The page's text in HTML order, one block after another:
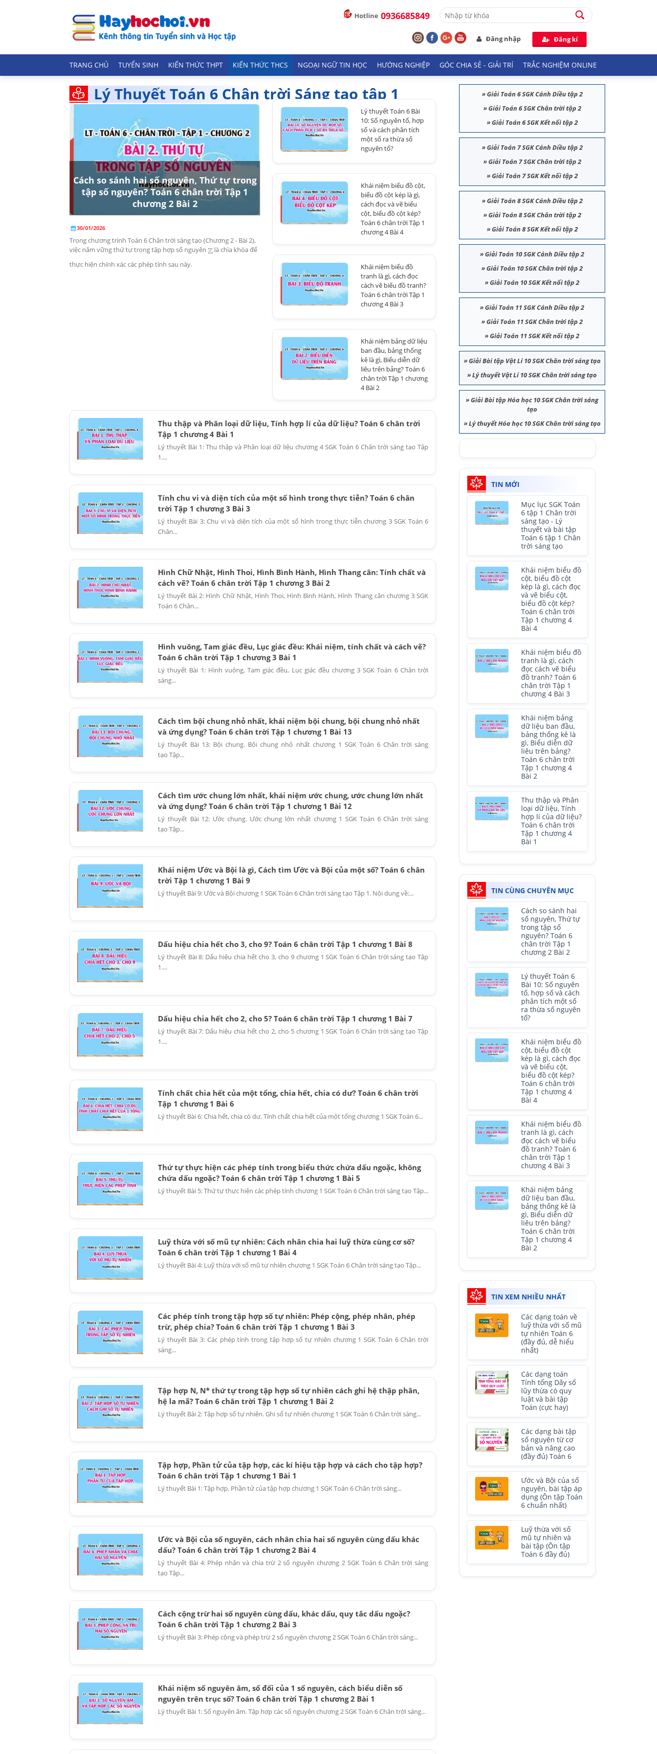
Hotline 0936685849
Đăng nhập Đăng kí
TRANG CHỦ TUYỂN SINH KIẾN THỨC THPT KIẾN THỨC THCS NGOẠI NGỮ TIN HỌC HƯỚNG NGHIỆP GÓC CHIA SẺ - GIẢI TRÍ TRẮC NGHIỆM ONLINE
Lý Thuyết Toán 6 Chân trời Sáng tạo tập 1
Cách so sánh hai số nguyên, Thứ tự trong
tập số nguyên? Toán 6 chân trời Tập 1
chương 2 Bài 2
30/01/2026
Trong chương trình Toán 6 Chân trời sáng tạo (Chương 2 - Bài 2),
việc nắm vững thứ tự trong tập hợp số nguyên Z là chìa khóa để
thực hiện chính xác các phép tính sau này.
Lý thuyết Toán 6 Bài
10: Số nguyên tố, hợp
số và cách phân tích
một số ra thừa số
nguyên tố?
Khái niệm biểu đồ cột,
biểu đồ cột kép là gì,
cách đọc và vẽ biểu
cột, biểu đồ cột kép?
Toán 6 chân trời Tập 1
chương 4 Bài 4
Khái niệm biểu đồ
tranh là gì, cách đọc
cách vẽ biểu đồ tranh?
Toán 6 chân trời Tập 1
chương 4 Bài 3
Khái niệm bảng dữ liệu
ban đầu, bảng thống
kê là gì, Biểu diễn dữ
liêu trên bảng? Toán 6
chân trời Tập 1 chương
4 Bài 2
Thu thập và Phân loại dữ liệu, Tính hợp lí của dữ liệu? Toán 6 chân trời
Tập 1 chương 4 Bài 1
Lý thuyết Bài 1: Thu thập và Phân loại dữ liệu chương 4 SGK Toán 6 Chân trời sáng tạo Tập
1....
Tính chu vi và diện tích của một số hình trong thực tiễn? Toán 6 chân
trời Tập 1 chương 3 Bài 3
Lý thuyết Bài 3: Chu vi và diện tích của một số hình trong thực tiễn chương 3 SGK Toán 6
Chân...
Hình Chữ Nhật, Hình Thoi, Hình Bình Hành, Hình Thang cân: Tính chất và
cách vẽ? Toán 6 chân trời Tập 1 chương 3 Bài 2
Lý thuyết Bài 2: Hình Chữ Nhật, Hình Thoi, Hình Bình Hành, Hình Thang cân chương 3 SGK
Toán 6 Chân...
Hình vuông, Tam giác đều, Lục giác đều: Khái niệm, tính chất và cách vẽ?
Toán 6 chân trời Tập 1 chương 3 Bài 1
Lý thuyết Bài 1: Hình vuông, Tam giác đều, Lục giác đều chương 3 SGK Toán 6 Chân trời
sáng...
Cách tìm bội chung nhỏ nhất, khái niệm bội chung, bội chung nhỏ nhất
và ứng dụng? Toán 6 chân trời Tập 1 chương 1 Bài 13
Lý thuyết Bài 13: Bội chung. Bội chung nhỏ nhất chương 1 SGK Toán 6 Chân trời sáng
tạo Tập...
Cách tìm ước chung lớn nhất, khái niệm ước chung, ước chung lớn nhất
và ứng dụng? Toán 6 chân trời Tập 1 chương 1 Bài 12
Lý thuyết Bài 12: Ước chung. Ước chung lớn nhất chương 1 SGK Toán 6 Chân trời sáng
tạo Tập...
Khái niệm Ước và Bội là gì, Cách tìm Ước và Bội của một số? Toán 6 chân
trời Tập 1 chương 1 Bài 9
Lý thuyết Bài 9: Ước và Bội chương 1 SGK Toán 6 Chân trời sáng tạo Tập 1. Nội dung về:...
Dấu hiệu chia hết cho 3, cho 9? Toán 6 chân trời Tập 1 chương 1 Bài 8
Lý thuyết Bài 8: Dấu hiệu chia hết cho 3, cho 9 chương 1 SGK Toán 6 Chân trời sáng tạo Tập
1....
Dấu hiệu chia hết cho 2, cho 5? Toán 6 chân trời Tập 1 chương 1 Bài 7
Lý thuyết Bài 7: Dấu hiệu chia hết cho 2, cho 5 chương 1 SGK Toán 6 Chân trời sáng tạo Tập
1....
Tính chất chia hết của một tổng, chia hết, chia có dư? Toán 6 chân trời
Tập 1 chương 1 Bài 6
Lý thuyết Bài 6: Chia hết, chia có dư. Tính chất chia hết của một tổng chương 1 SGK Toán 6...
Thứ tự thực hiện các phép tính trong biểu thức chứa dấu ngoặc, không
chứa dấu ngoặc? Toán 6 chân trời Tập 1 chương 1 Bài 5
Lý thuyết Bài 5: Thứ tự thực hiện các phép tính chương 1 SGK Toán 6 Chân trời sáng tạo Tập...
Luỹ thừa với số mũ tự nhiên: Cách nhân chia hai luỹ thừa cùng cơ số?
Toán 6 chân trời Tập 1 chương 1 Bài 4
Lý thuyết Bài 4: Luỹ thừa với số mũ tự nhiên chương 1 SGK Toán 6 Chân trời sáng tạo Tập...
Các phép tính trong tập hợp số tự nhiên: Phép cộng, phép nhân, phép
trừ, phép chia? Toán 6 chân trời Tập 1 chương 1 Bài 3
Lý thuyết Bài 3: Các phép tính trong tập hợp số tự nhiên chương 1 SGK Toán 6 Chân trời
sáng...
Tập hợp N, N* thứ tự trong tập hợp số tự nhiên cách ghi hệ thập phân,
hệ la mã? Toán 6 chân trời Tập 1 chương 1 Bài 2
Lý thuyết Bài 2: Tập hợp số tự nhiên. Ghi số tự nhiên chương 1 SGK Toán 6 Chân trời sáng...
Tập hợp, Phần tử của tập hợp, các kí hiệu tập hợp và cách cho tập hợp?
Toán 6 chân trời Tập 1 chương 1 Bài 1
Lý thuyết Bài 1: Tập hợp. Phần tử của tập hợp chương 1 SGK Toán 6 Chân trời sáng...
Ước và Bội của số nguyên, cách nhân chia hai số nguyên cùng dấu khác
dấu? Toán 6 chân trời Tập 1 chương 2 Bài 4
Lý thuyết Bài 4: Phép nhân và chia trừ 2 số nguyên chương 2 SGK Toán 6 Chân trời sáng
tạo Tập...
Cách cộng trừ hai số nguyên cùng dấu, khác dấu, quy tắc dấu ngoặc?
Toán 6 chân trời Tập 1 chương 2 Bài 3
Lý thuyết Bài 3: Phép cộng và phép trừ 2 số nguyên chương 2 SGK Toán 6 Chân trời sáng...
Khái niệm số nguyên âm, số đối của 1 số nguyên, cách biểu diễn số
nguyên trên trục số? Toán 6 chân trời Tập 1 chương 2 Bài 1
Lý thuyết Bài 1: Số nguyên âm. Tập hợp các số nguyên chương 2 SGK Toán 6 Chân trời sáng...
»Giải Toán 6 SGK Cánh Diều tập 2
»Giải Toán 6 SGK Chân trời tập 2
»Giải Toán 6 SGK Kết nối tập 2
»Giải Toán 7 SGK Cánh Diều tập 2
»Giải Toán 7 SGK Chân trời tập 2
»Giải Toán 7 SGK Kết nối tập 2
»Giải Toán 8 SGK Cánh Diều tập 2
»Giải Toán 8 SGK Chân trời tập 2
»Giải Toán 8 SGK Kết nối tập 2
»Giải Toán 10 SGK Cánh Diều tập 2
»Giải Toán 10 SGK Chân trời tập 2
»Giải Toán 10 SGK Kết nối tập 2
»Giải Toán 11 SGK Cánh Diều tập 2
»Giải Toán 11 SGK Chân trời tập 2
»Giải Toán 11 SGK Kết nối tập 2
»Giải Bài tập Vật Lí 10 SGK Chân trời sáng tạo
»Lý thuyết Vật Lí 10 SGK Chân trời sáng tạo
»Giải Bài tập Hóa học 10 SGK Chân trời sáng
tạo
»Lý thuyết Hóa học 10 SGK Chân trời sáng tạo
TIN MỚI
Mục lục SGK Toán
6 tập 1 Chân trời
sáng tạo - Lý
thuyết và bài tập
Toán 6 tập 1 Chân
trời sáng tạo
Khái niệm biểu đồ
cột, biểu đồ cột
kép là gì, cách đọc
và vẽ biểu cột,
biểu đồ cột kép?
Toán 6 chân trời
Tập 1 chương 4
Bài 4
Khái niệm biểu đồ
tranh là gì, cách
đọc cách vẽ biểu
đồ tranh? Toán 6
chân trời Tập 1
chương 4 Bài 3
Khái niệm bảng
dữ liệu ban đầu,
bảng thống kê là
gì, Biểu diễn dữ
liêu trên bảng?
Toán 6 chân trời
Tập 1 chương 4
Bài 2
Thu thập và Phân
loại dữ liệu, Tính
hợp lí của dữ liệu?
Toán 6 chân trời
Tập 1 chương 4
Bài 1
TIN CÙNG CHUYÊN MỤC
Cách so sánh hai
số nguyên, Thứ tự
trong tập số
nguyên? Toán 6
chân trời Tập 1
chương 2 Bài 2
Lý thuyết Toán 6
Bài 10: Số nguyên
tố, hợp số và cách
phân tích một số
ra thừa số nguyên
tố?
Khái niệm biểu đồ
cột, biểu đồ cột
kép là gì, cách đọc
và vẽ biểu cột,
biểu đồ cột kép?
Toán 6 chân trời
Tập 1 chương 4
Bài 4
Khái niệm biểu đồ
tranh là gì, cách
đọc cách vẽ biểu
đồ tranh? Toán 6
chân trời Tập 1
chương 4 Bài 3
Khái niệm bảng
dữ liệu ban đầu,
bảng thống kê là
gì, Biểu diễn dữ
liêu trên bảng?
Toán 6 chân trời
Tập 1 chương 4
Bài 2
TIN XEM NHIỀU NHẤT
Các dạng toán về
luỹ thừa với số mũ
tự nhiên Toán 6
(đầy đủ, dễ hiểu
nhất)
Các dạng toán
Tính tổng Dãy số
lũy thừa có quy
luật và bài tập
Toán (cực hay)
Các dạng bài tập
số nguyên từ cơ
bản và nâng cao
(đầy đủ) Toán 6
Ước và Bội của số
nguyên, bài tập áp
dụng (Ôn tập Toán
6 chuẩn nhất)
Luỹ thừa với số
mũ tự nhiên và
bài tập (Ôn tập
Toán 6 đầy đủ)